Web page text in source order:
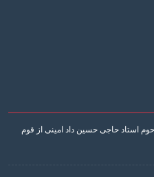
استاد حاجی حسین داد امینی از قوم